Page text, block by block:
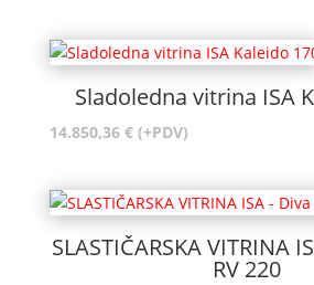
Sladoledna vitrina ISA
14.850,36 € (+PDV)
SLASTIČARSKA VITRINA
RV 220